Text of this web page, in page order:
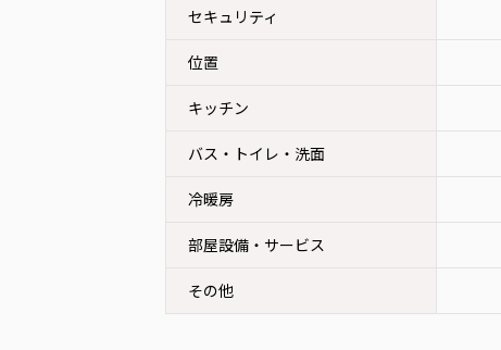
セキュリティ
位置
キッチン
バス・トイレ・洗面
冷暖房
部屋設備・サービス
その他